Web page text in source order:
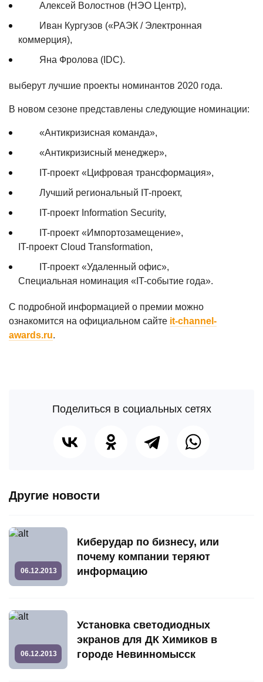
Алексей Волостнов (НЭО Центр),
Иван Кургузов («РАЭК / Электронная
коммерция),
Яна Фролова (IDC).
выберут лучшие проекты номинантов 2020 года.
В новом сезоне представлены следующие номинации:
«Антикризисная команда»,
«Антикризисный менеджер»,
IT-проект «Цифровая трансформация»,
Лучший региональный IT-проект,
IT-проект Information Security,
IT-проект «Импортозамещение»,
IT-проект Cloud Transformation,
IT-проект «Удаленный офис»,
Специальная номинация «IT-cобытие года».
С подробной информацией о премии можно
ознакомится на официальном сайте it-channel-
awards.ru.
Поделиться в социальных сетях
Другие новости
06.12.2013
Киберудар по бизнесу, или
почему компании теряют
информацию
06.12.2013
Установка светодиодных
экранов для ДК Химиков в
городе Невинномысск